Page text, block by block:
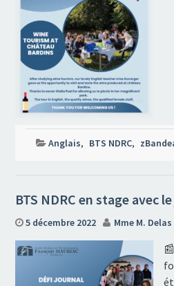
Anglais, BTS NDRC,
BTS NDRC en stage avec
5 décembre 2022 Mme M. Delas